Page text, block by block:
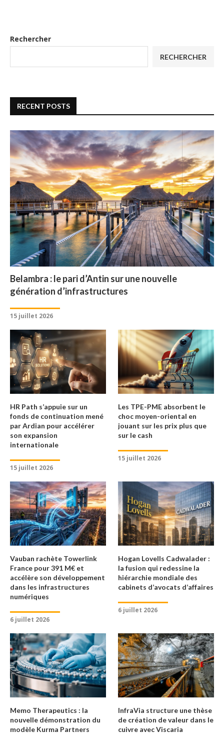
Rechercher
RECHERCHER
RECENT POSTS
Belambra : le pari d’Antin sur une nouvelle
génération d’infrastructures
15 juillet 2026
HR Path s’appuie sur un
fonds de continuation mené
par Ardian pour accélérer
son expansion
internationale
15 juillet 2026
Les TPE-PME absorbent le
choc moyen-oriental en
jouant sur les prix plus que
sur le cash
15 juillet 2026
Vauban rachète Towerlink
France pour 391 M€ et
accélère son développement
dans les infrastructures
numériques
6 juillet 2026
Hogan Lovells Cadwalader :
la fusion qui redessine la
hiérarchie mondiale des
cabinets d’avocats d’affaires
6 juillet 2026
Memo Therapeutics : la
nouvelle démonstration du
modèle Kurma Partners
InfraVia structure une thèse
de création de valeur dans le
cuivre avec Viscaria